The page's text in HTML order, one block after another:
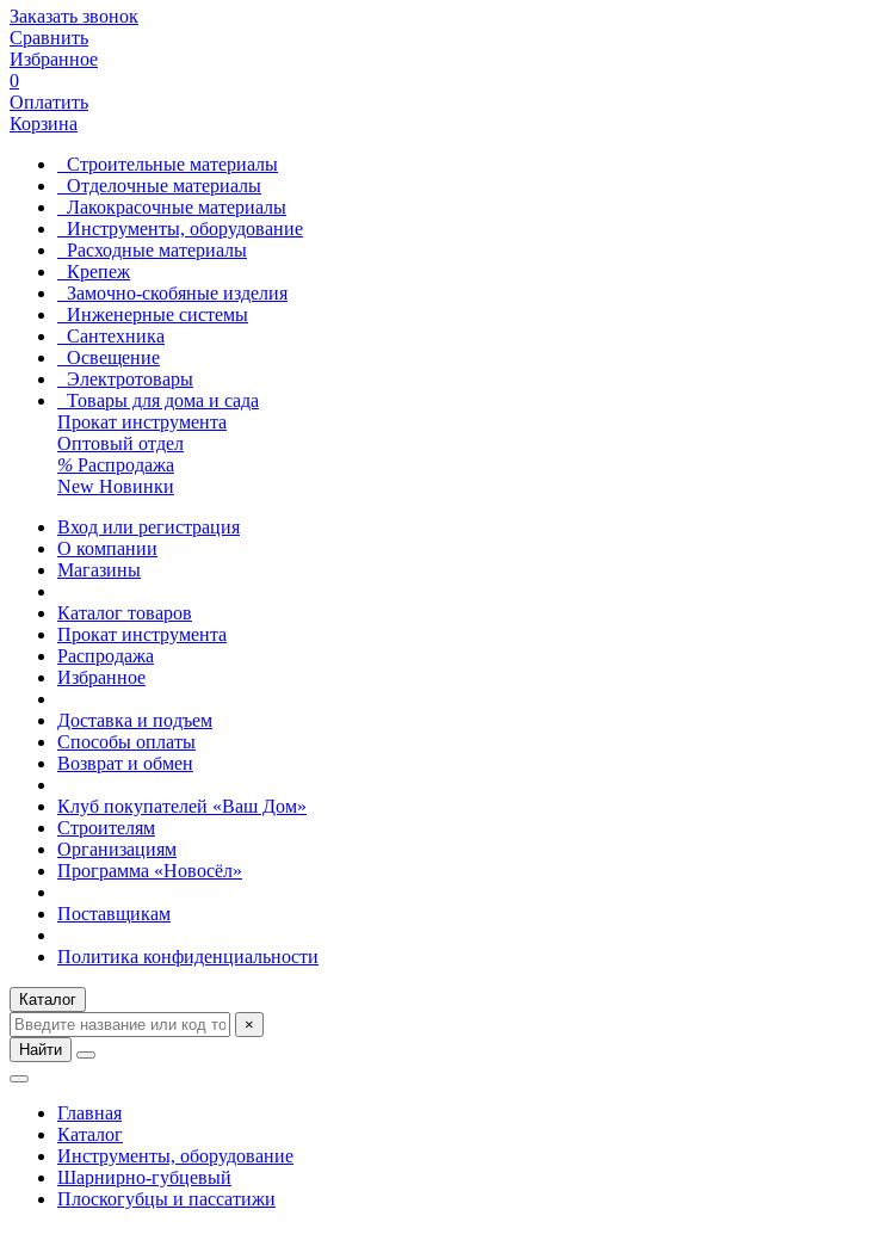
Заказать звонок
Сравнить
Избранное
0
Оплатить
Корзина
Строительные материалы
Отделочные материалы
Лакокрасочные материалы
Инструменты, оборудование
Расходные материалы
Крепеж
Замочно-скобяные изделия
Инженерные системы
Сантехника
Освещение
Электротовары
Товары для дома и сада
Прокат инструмента
Оптовый отдел
% Распродажа
New Новинки
Вход или регистрация
О компании
Магазины
Каталог товаров
Прокат инструмента
Распродажа
Избранное
Доставка и подъем
Способы оплаты
Возврат и обмен
Клуб покупателей «Ваш Дом»
Строителям
Организациям
Программа «Новосёл»
Поставщикам
Политика конфиденциальности
Каталог
×
Найти
Главная
Каталог
Инструменты, оборудование
Шарнирно-губцевый
Плоскогубцы и пассатижи